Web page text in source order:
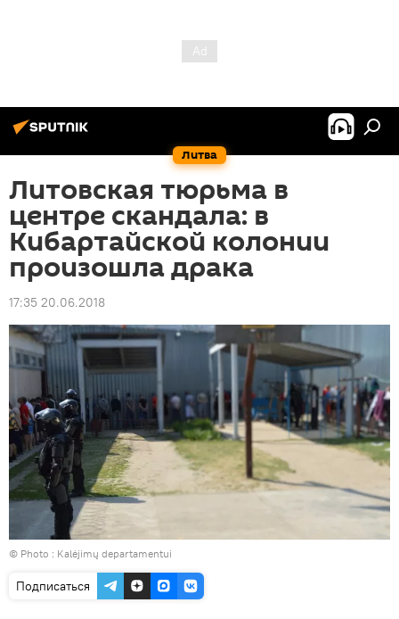
Литва
Литовская тюрьма в
центре скандала: в
Кибартайской колонии
произошла драка
17:35 20.06.2018
© Photo : Kalėjimų departamentui
Подписаться